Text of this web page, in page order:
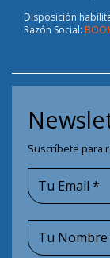
Disposición
Razón Social:
Suscríbete para